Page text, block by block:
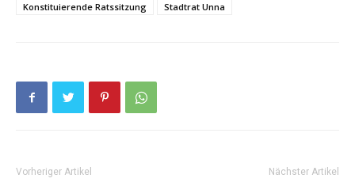
Konstituierende Ratssitzung
Stadtrat Unna
Vorheriger Artikel Nächster Artikel